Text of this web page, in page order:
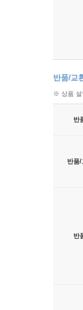
반품/교
※ 상품 설
반
반품
반